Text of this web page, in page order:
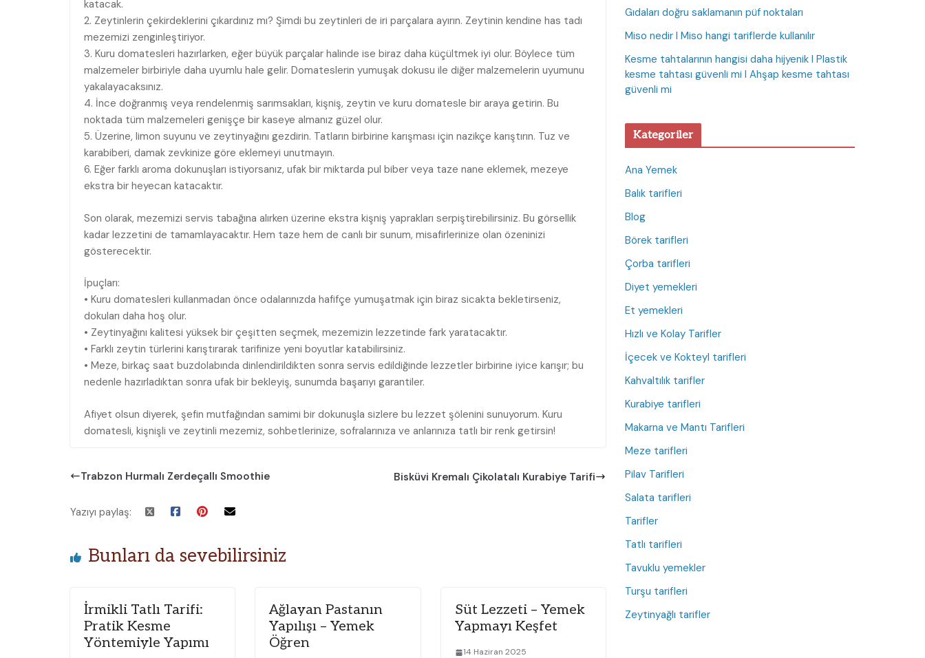
katacak.
2. Zeytinlerin çekirdeklerini çıkardınız mı? Şimdi bu zeytinleri de iri parçalara ayırın. Zeytinin kendine has tadı
mezemizi zenginleştiriyor.
3. Kuru domatesleri hazırlarken, eğer büyük parçalar halinde ise biraz daha küçültmek iyi olur. Böylece tüm
malzemeler birbiriyle daha uyumlu hale gelir. Domateslerin yumuşak dokusu ile diğer malzemelerin uyumunu
yakalayacaksınız.
4. İnce doğranmış veya rendelenmiş sarımsakları, kişniş, zeytin ve kuru domatesle bir araya getirin. Bu
noktada tüm malzemeleri genişçe bir kaseye almanız güzel olur.
5. Üzerine, limon suyunu ve zeytinyağını gezdirin. Tatların birbirine karışması için nazikçe karıştırın. Tuz ve
karabiberi, damak zevkinize göre eklemeyi unutmayın.
6. Eğer farklı aroma dokunuşları istiyorsanız, ufak bir miktarda pul biber veya taze nane eklemek, mezeye
ekstra bir heyecan katacaktır.
Son olarak, mezemizi servis tabağına alırken üzerine ekstra kişniş yaprakları serpiştirebilirsiniz. Bu görsellik
kadar lezzetini de tamamlayacaktır. Hem taze hem de canlı bir sunum, misafirlerinize olan özeninizi
gösterecektir.
İpuçları:
• Kuru domatesleri kullanmadan önce odalarınızda hafifçe yumuşatmak için biraz sicakta bekletirseniz,
dokuları daha hoş olur.
• Zeytinyağını kalitesi yüksek bir çeşitten seçmek, mezemizin lezzetinde fark yaratacaktır.
• Farklı zeytin türlerini karıştırarak tarifinize yeni boyutlar katabilirsiniz.
• Meze, birkaç saat buzdolabında dinlendirildikten sonra servis edildiğinde lezzetler birbirine iyice karışır; bu
nedenle hazırladıktan sonra ufak bir bekleyiş, sunumda başarıyı garantiler.
Afiyet olsun diyerek, şefin mutfağından samimi bir dokunuşla sizlere bu lezzet şölenini sunuyorum. Kuru
domatesli, kişnişli ve zeytinli mezemiz, sohbetlerinize, sofralarınıza ve anlarınıza tatlı bir renk getirsin!
Trabzon Hurmalı Zerdeçallı Smoothie Bisküvi Kremalı Çikolatalı Kurabiye Tarifi
Yazıyı paylaş:
Bunları da sevebilirsiniz
İrmikli Tatlı Tarifi:
Pratik Kesme
Yöntemiyle Yapımı
Ağlayan Pastanın
Yapılışı – Yemek
Öğren
Süt Lezzeti – Yemek
Yapmayı Keşfet
14 Haziran 2025
Gıdaları doğru saklamanın püf noktaları
Miso nedir I Miso hangi tariflerde kullanılır
Kesme tahtalarının hangisi daha hijyenik I Plastik
kesme tahtası güvenli mi I Ahşap kesme tahtası
güvenli mi
Kategoriler
Ana Yemek
Balık tarifleri
Blog
Börek tarifleri
Çorba tarifleri
Diyet yemekleri
Et yemekleri
Hızlı ve Kolay Tarifler
İçecek ve Kokteyl tarifleri
Kahvaltılık tarifler
Kurabiye tarifleri
Makarna ve Mantı Tarifleri
Meze tarifleri
Pilav Tarifleri
Salata tarifleri
Tarifler
Tatlı tarifleri
Tavuklu yemekler
Turşu tarifleri
Zeytinyağlı tarifler